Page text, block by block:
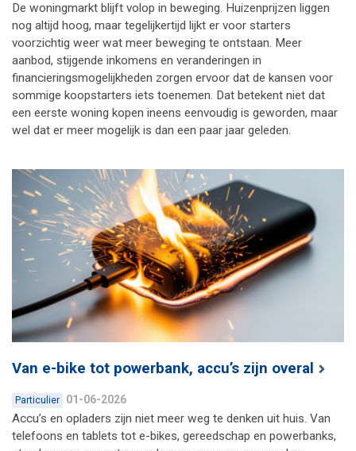
De woningmarkt blijft volop in beweging. Huizenprijzen liggen
nog altijd hoog, maar tegelijkertijd lijkt er voor starters
voorzichtig weer wat meer beweging te ontstaan. Meer
aanbod, stijgende inkomens en veranderingen in
financieringsmogelijkheden zorgen ervoor dat de kansen voor
sommige koopstarters iets toenemen. Dat betekent niet dat
een eerste woning kopen ineens eenvoudig is geworden, maar
wel dat er meer mogelijk is dan een paar jaar geleden.
Van e-bike tot powerbank, accu’s zijn overal
Particulier 01-06-2026
Accu’s en opladers zijn niet meer weg te denken uit huis. Van
telefoons en tablets tot e-bikes, gereedschap en powerbanks,